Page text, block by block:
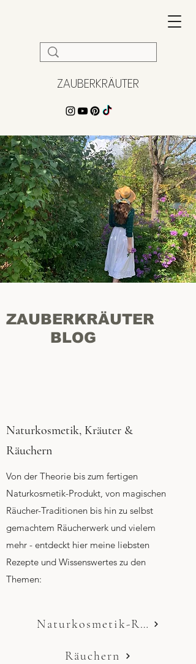
ZAUBERKRÄUTER
ZAUBERKRÄUTER
BLOG
Naturkosmetik, Kräuter &
Räuchern
Von der Theorie bis zum fertigen
Naturkosmetik-Produkt, von magischen
Räucher-Traditionen bis hin zu selbst
gemachtem Räucherwerk und vielem
mehr - entdeckt hier meine liebsten
Rezepte und Wissenswertes zu den
Themen:
Naturkosmetik-Rezepte
Räuchern